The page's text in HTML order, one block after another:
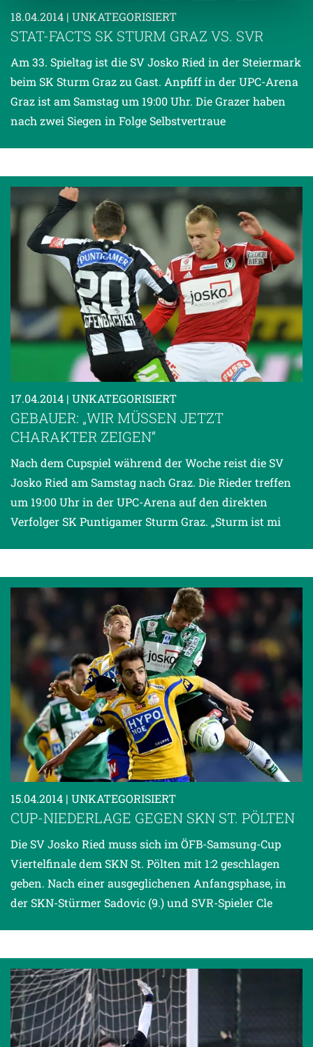
Weitere Details, insbesondere zu Speicherdauer und
Empfänger entnehmen Sie unserer
Datenschutzerklärung.
18.04.2014 | UNKATEGORISIERT
STAT-FACTS SK STURM GRAZ VS. SVR
Am 33. Spieltag ist die SV Josko Ried in der Steiermark
beim SK Sturm Graz zu Gast. Anpfiff in der UPC-Arena
Graz ist am Samstag um 19:00 Uhr. Die Grazer haben
nach zwei Siegen in Folge Selbstvertraue
17.04.2014 | UNKATEGORISIERT
GEBAUER: „WIR MÜSSEN JETZT
CHARAKTER ZEIGEN“
Nach dem Cupspiel während der Woche reist die SV
Josko Ried am Samstag nach Graz. Die Rieder treffen
um 19:00 Uhr in der UPC-Arena auf den direkten
Verfolger SK Puntigamer Sturm Graz. „Sturm ist mi
15.04.2014 | UNKATEGORISIERT
CUP-NIEDERLAGE GEGEN SKN ST. PÖLTEN
Die SV Josko Ried muss sich im ÖFB-Samsung-Cup
Viertelfinale dem SKN St. Pölten mit 1:2 geschlagen
geben. Nach einer ausgeglichenen Anfangsphase, in
der SKN-Stürmer Sadovic (9.) und SVR-Spieler Cle